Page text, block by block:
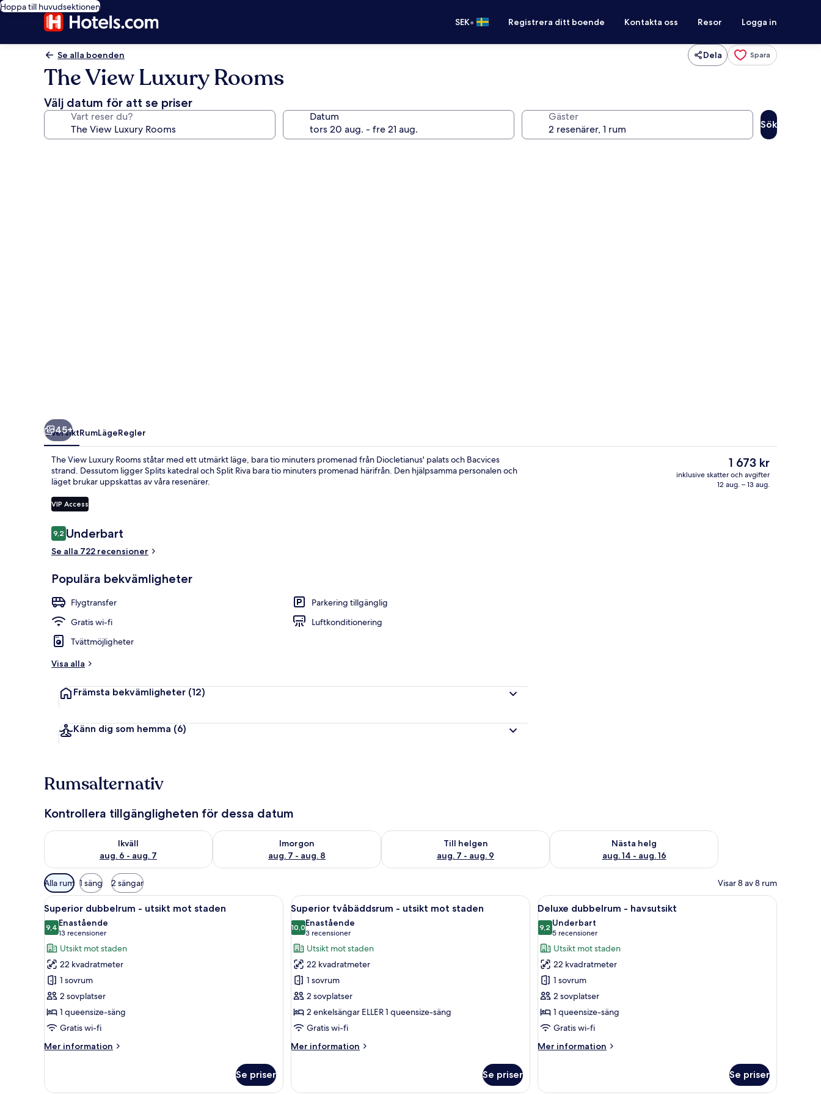
Hoppa till huvudsektionen
SEK• Registrera ditt boende Kontakta oss Resor Logga in
Se alla boenden Dela Spara
The View Luxury Rooms
Välj datum för att se priser
Vart reser du? Datum Gäster
Sök
Deluxe dubbelrum - havsutsikt |
45+
ÖversiktRumLägeRegler
The View Luxury Rooms ståtar med ett utmärkt läge, bara tio minuters promenad från Diocletianus' palats och Bacvices
strand. Dessutom ligger Splits katedral och Split Riva bara tio minuters promenad härifrån. Den hjälpsamma personalen och
läget brukar uppskattas av våra resenärer.
VIP Access
Recensioner
9,29,2 av 10,
Underbart
Se alla 722 recensioner
Populära bekvämligheter
Flygtransfer
Parkering tillgänglig
Gratis wi-fi
Luftkonditionering
Tvättmöjligheter
Visa alla
Främsta bekvämligheter (12)
Känn dig som hemma (6)
Det
nuvarande
priset
1 673 kr
inklusive skatter och avgifter
12 aug. – 13 aug.
Rumsalternativ
Kontrollera tillgängligheten för dessa datum
Ikväll
aug. 6 - aug. 7
Kontrollera tillgängligheten för ikväll aug. 6 - aug. 7
Imorgon
aug. 7 - aug. 8
Kontrollera tillgängligheten för imorgon aug. 7 - aug. 8
Till helgen
aug. 7 - aug. 9
Kontrollera tillgängligheten för den här helgen aug. 7 - aug. 9
Nästa helg
aug. 14 - aug. 16
Kontrollera tillgängligheten för nästa helg aug. 14 - aug. 16
Tillgängliga
filter
för
rum
Alla rum 1 säng 2 sängar Visar 8 av 8 rum
Öppna
alla
foton
för
Superior
dubbelrum
-
utsikt
mot
staden
Ett modernt hotellrum med en stor säng, ett skrivbord med en stol, en TV som är monterad på väggen och en garderob.
7
Superior dubbelrum - utsikt mot staden
9,49,4 av 10
Enastående
13 recensioner
(13 recensioner)
Utsikt mot staden
22 kvadratmeter
1 sovrum
2 sovplatser
1 queensize-säng
Gratis wi-fi
Mer information
Mer
dubbelrum
Se priser
Öppna
alla
foton
för
Superior
tvåbäddsrum
-
utsikt
mot
staden
Ett hotellrum med en stor säng, ett skrivbord med en stol, en TV och utsikt över staden.
5
Superior tvåbäddsrum - utsikt mot staden
10,010,0 av 10
Enastående
3 recensioner
(3 recensioner)
Utsikt mot staden
22 kvadratmeter
1 sovrum
2 sovplatser
2 enkelsängar ELLER 1 queensize-säng
Gratis wi-fi
Mer information
Mer
tvåbäddsrum
Se priser
Öppna
alla
foton
för
Deluxe
dubbelrum
-
havsutsikt
10
Deluxe dubbelrum - havsutsikt
9,29,2 av 10
Underbart
5 recensioner
(5 recensioner)
Utsikt mot staden
22 kvadratmeter
1 sovrum
2 sovplatser
1 queensize-säng
Gratis wi-fi
Mer information
Mer
dubbelrum
Se priser